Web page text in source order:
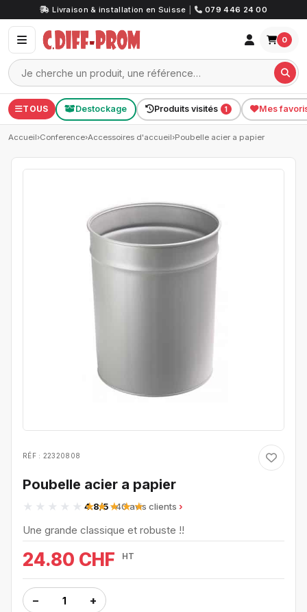
Livraison & installation en Suisse 079 446 24 00
0
TOUS Destockage Produits visités 1 Mes
Accueil›Conference›Accessoires d'accueil›Poubelle acier a papier
RÉF : 22320808
Poubelle acier a papier
4.8/5· 40 avis clients
Une grande classique et robuste !!
24.80 CHF HT
− +